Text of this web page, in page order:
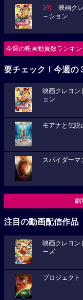
3位 映画ク
～ション
今週の映画動員数ランキ
要チェック！今週の
映画クレヨン
ョン
モアナと伝説
スパイダーマ
劇
注目の動画配信作品
映画クレヨン
ーズ
プロジェクト